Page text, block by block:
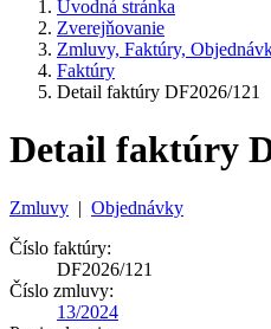
Úvodná stránka
Zverejňovanie
Zmluvy, Faktúry,
Faktúry
Detail faktúry DF2026/121
Detail faktúry
Zmluvy | Objednávky
Číslo faktúry:
DF2026/121
Číslo zmluvy:
13/2024